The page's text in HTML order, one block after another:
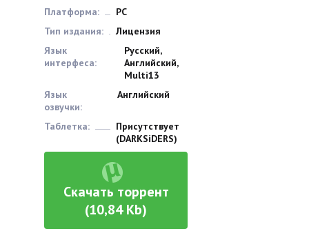
Платформа:
PC
Тип издания:
Лицензия
Язык
интерфеса:
Русский,
Английский,
Multi13
Язык
озвучки:
Английский
Таблетка:
Присутствует
(DARKSiDERS)
Скачать торрент
(10,84 Kb)